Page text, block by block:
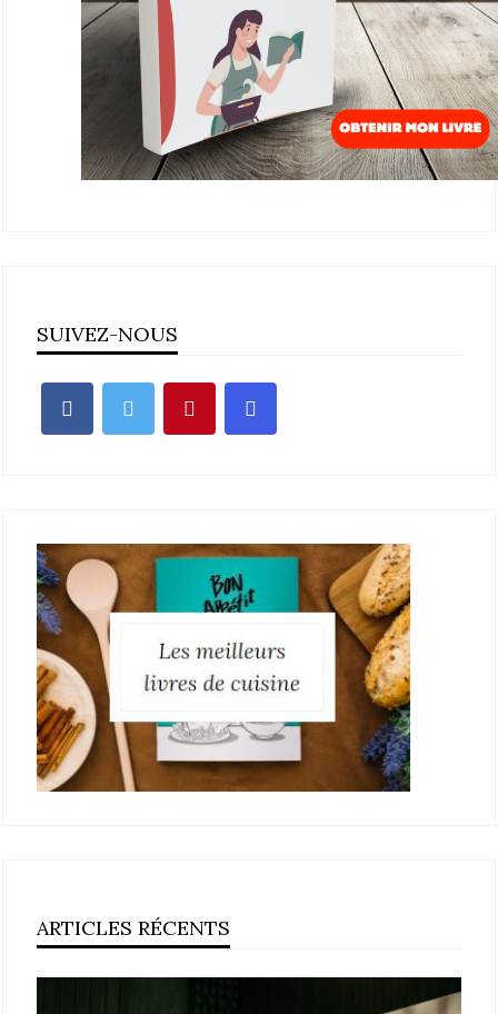
SUIVEZ-NOUS
ARTICLES RÉCENTS